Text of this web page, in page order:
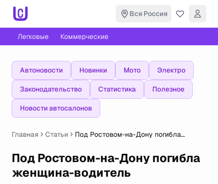
Вся Россия
Легковые Коммерческие
Автоновости Новинки Мото Электро
Законодательство Статистика Полезное
Новости автосалонов
Главная Статьи
Под Ростовом-на-Дону погибла
Под Ростовом-на-Дону погибла
женщина-водитель